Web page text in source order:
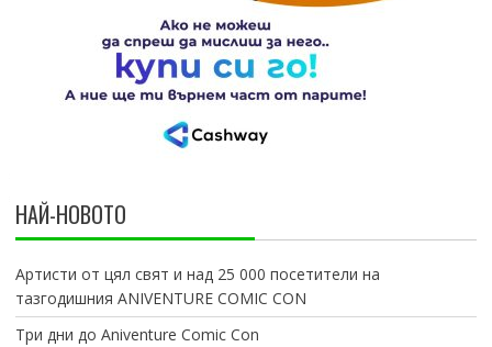
НАЙ-НОВОТО
Артисти от цял свят и над 25 000 посетители на
тазгодишния ANIVENTURE COMIC CON
Три дни до Aniventure Comic Con